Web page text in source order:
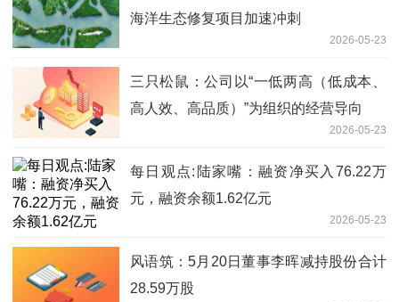
海洋生态修复项目加速冲刺
2026-05-23
三只松鼠：公司以“一低两高（低成本、
高人效、高品质）”为组织的经营导向
2026-05-23
每日观点:陆家嘴：融资净买入76.22万
元，融资余额1.62亿元
2026-05-23
风语筑：5月20日董事李晖减持股份合计
28.59万股